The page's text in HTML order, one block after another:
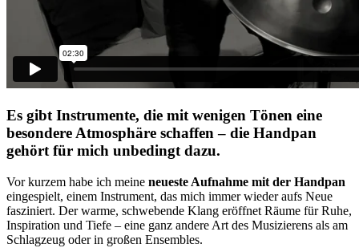
Es gibt Instrumente, die mit wenigen Tönen eine
besondere Atmosphäre schaffen – die Handpan
gehört für mich unbedingt dazu.
Vor kurzem habe ich meine neueste Aufnahme mit der Handpan
eingespielt, einem Instrument, das mich immer wieder aufs Neue
fasziniert. Der warme, schwebende Klang eröffnet Räume für Ruhe,
Inspiration und Tiefe – eine ganz andere Art des Musizierens als am
Schlagzeug oder in großen Ensembles.